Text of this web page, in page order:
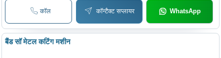
कॉल कॉन्टैक्ट सप्लायर WhatsApp
बैंड सॉ मेटल कटिंग मशीन